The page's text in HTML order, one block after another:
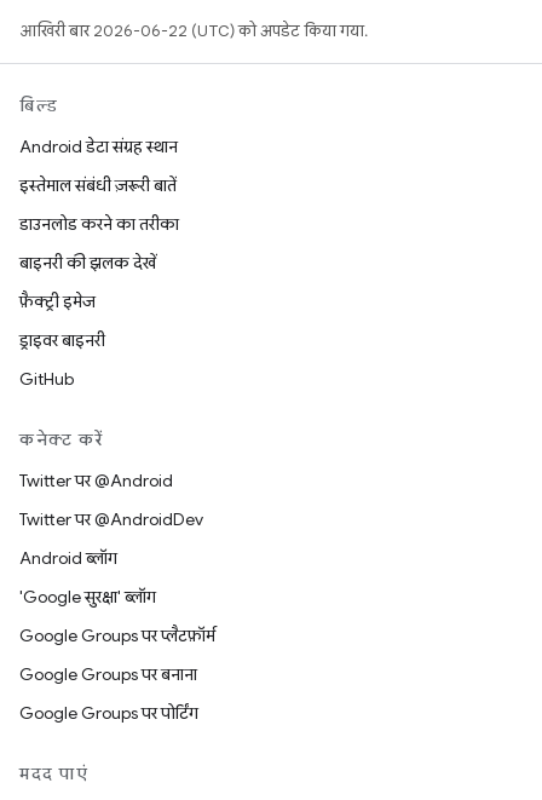
आखिरी बार 2026-06-22 (UTC) को अपडेट किया गया.
बिल्ड
Android डेटा संग्रह स्थान
इस्तेमाल संबंधी ज़रूरी बातें
डाउनलोड करने का तरीका
बाइनरी की झलक देखें
फ़ैक्ट्री इमेज
ड्राइवर बाइनरी
GitHub
कनेक्ट करें
Twitter पर @Android
Twitter पर @AndroidDev
Android ब्लॉग
'Google सुरक्षा' ब्लॉग
Google Groups पर प्लैटफ़ॉर्म
Google Groups पर बनाना
Google Groups पर पोर्टिंग
मदद पाएं